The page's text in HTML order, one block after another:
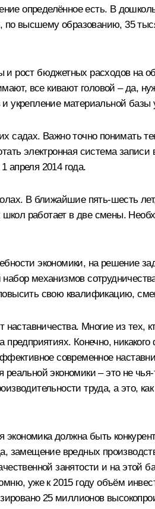
определённое есть. В
высшему образованию, 35
рост бюджетных расходов на
все кивают головой – да,
укрепление материальной
Важно точно понимать
электронная система
апреля 2014 года.
В ближайшие пять-шесть
школ работает в две смены.
экономики, на решение
механизмов
свою квалификацию,
Многие из тех,
Конечно,
современное
экономики – это не
труда, а это,
должна быть
вредных
занятости и на этой
уже к 2015 году объём
25 миллионов